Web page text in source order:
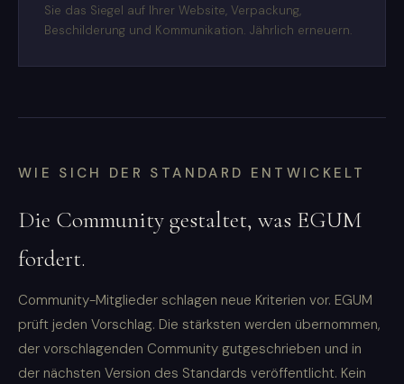
Sie das Siegel auf Ihrer Website, Verpackung,
Beschilderung und Kommunikation. Jährlich erneuern.
WIE SICH DER STANDARD ENTWICKELT
Die Community gestaltet, was EGUM
fordert.
Community-Mitglieder schlagen neue Kriterien vor. EGUM
prüft jeden Vorschlag. Die stärksten werden übernommen,
der vorschlagenden Community gutgeschrieben und in
der nächsten Version des Standards veröffentlicht. Kein